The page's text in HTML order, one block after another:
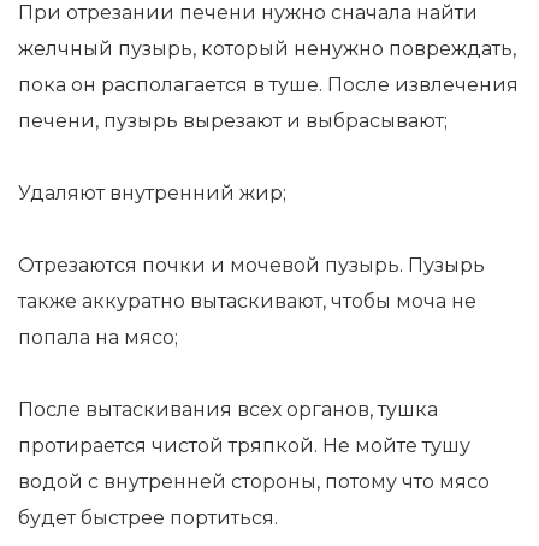
При отрезании печени нужно сначала найти
желчный пузырь, который ненужно повреждать,
пока он располагается в туше. После извлечения
печени, пузырь вырезают и выбрасывают;
Удаляют внутренний жир;
Отрезаются почки и мочевой пузырь. Пузырь
также аккуратно вытаскивают, чтобы моча не
попала на мясо;
После вытаскивания всех органов, тушка
протирается чистой тряпкой. Не мойте тушу
водой с внутренней стороны, потому что мясо
будет быстрее портиться.